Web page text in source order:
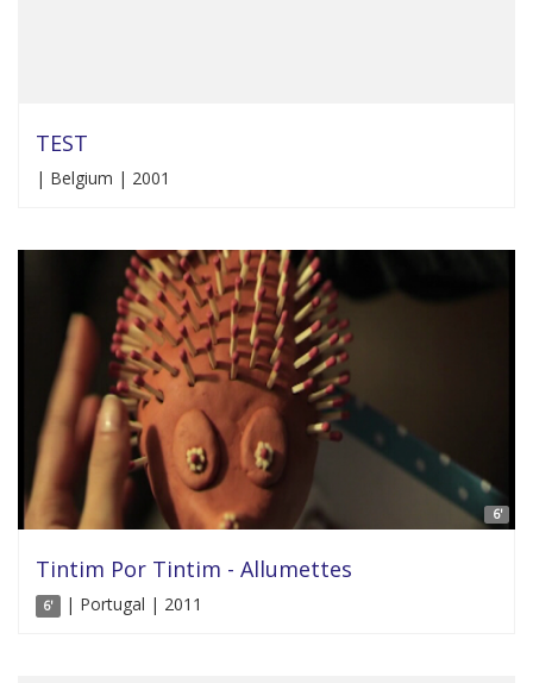
TEST
| Belgium | 2001
6'
Tintim Por Tintim - Allumettes
6' | Portugal | 2011